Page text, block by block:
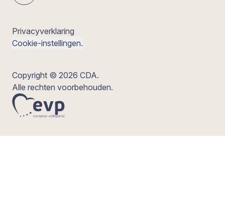
Privacyverklaring
Cookie-instellingen.
Copyright © 2026 CDA.
Alle rechten voorbehouden.